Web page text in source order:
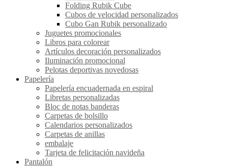
Folding Rubik Cube
Cubos de velocidad personalizados
Cubo Gan Rubik personalizado
Juguetes promocionales
Libros para colorear
Artículos decoración personalizados
Iluminación promocional
Pelotas deportivas novedosas
Papelería
Papelería encuadernada en espiral
Libretas personalizadas
Bloc de notas banderas
Carpetas de bolsillo
Calendarios personalizados
Carpetas de anillas
embalaje
Tarjeta de felicitación navideña
Pantalón